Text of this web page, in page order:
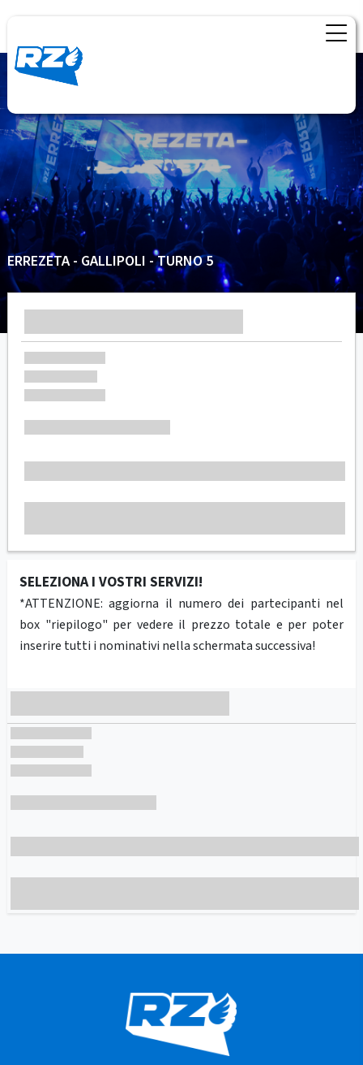
ERREZETA - GALLIPOLI - TURNO 5
SELEZIONA I VOSTRI SERVIZI!
*ATTENZIONE: aggiorna il numero dei partecipanti nel
box "riepilogo" per vedere il prezzo totale e per poter
inserire tutti i nominativi nella schermata successiva!